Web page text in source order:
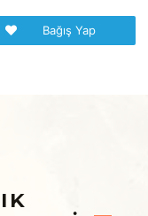
Bağış Yap